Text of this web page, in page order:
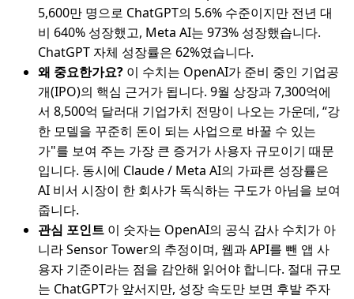
5,600만 명으로 ChatGPT의 5.6% 수준이지만 전년 대
비 640% 성장했고, Meta AI는 973% 성장했습니다.
ChatGPT 자체 성장률은 62%였습니다.
왜 중요한가요? 이 수치는 OpenAI가 준비 중인 기업공
개(IPO)의 핵심 근거가 됩니다. 9월 상장과 7,300억에
서 8,500억 달러대 기업가치 전망이 나오는 가운데, “강
한 모델을 꾸준히 돈이 되는 사업으로 바꿀 수 있는
가"를 보여 주는 가장 큰 증거가 사용자 규모이기 때문
입니다. 동시에 Claude / Meta AI의 가파른 성장률은
AI 비서 시장이 한 회사가 독식하는 구도가 아님을 보여
줍니다.
관심 포인트 이 숫자는 OpenAI의 공식 감사 수치가 아
니라 Sensor Tower의 추정이며, 웹과 API를 뺀 앱 사
용자 기준이라는 점을 감안해 읽어야 합니다. 절대 규모
는 ChatGPT가 앞서지만, 성장 속도만 보면 후발 주자